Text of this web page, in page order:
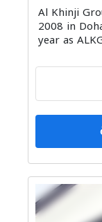
Al Khinji
2008 in
year as